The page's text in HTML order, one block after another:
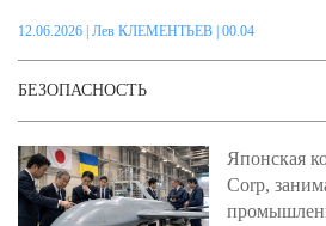
12.06.2026 Лев КЛЕМЕНТЬЕВ | 00.04
БЕЗОПАСНОСТЬ
Японская
Corp,